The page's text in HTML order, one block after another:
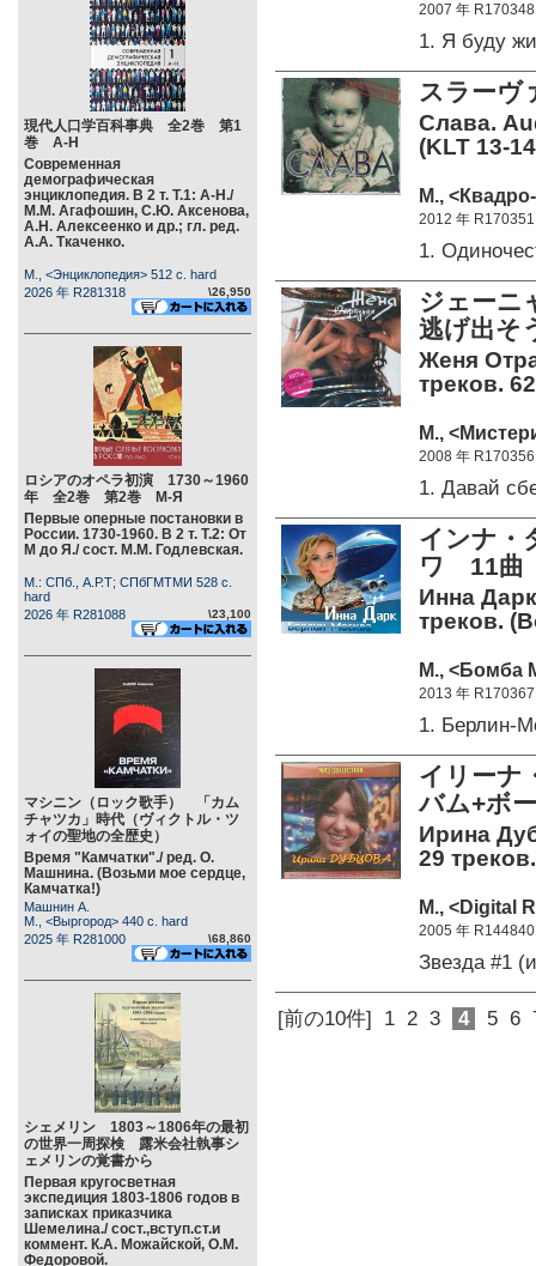
現代人口学百科事典 全2巻 第1
巻 А-Н
Современная
демографическая
энциклопедия. В 2 т. Т.1: А-Н./
М.М. Агафошин, С.Ю. Аксенова,
А.Н. Алексеенко и др.; гл. ред.
А.А. Ткаченко.
М., <Энциклопедия> 512 c. hard
2026 年 R281318
\26,950
ロシアのオペラ初演 1730～1960
年 全2巻 第2巻 М-Я
Первые оперные постановки в
России. 1730-1960. В 2 т. Т.2: От
М до Я./ сост. М.М. Годлевская.
М.: СПб., А.Р.Т; СПбГМТМИ 528 c.
hard
2026 年 R281088
\23,100
マシニン（ロック歌手） 「カム
チャツカ」時代（ヴィクトル・ツ
ォイの聖地の全歴史）
Время "Камчатки"./ ред. О.
Машнина. (Возьми мое сердце,
Камчатка!)
Машнин А.
М., <Выргород> 440 c. hard
2025 年 R281000
\68,860
シェメリン 1803～1806年の最初
の世界一周探検 露米会社執事シ
ェメリンの覚書から
Первая кругосветная
экспедиция 1803-1806 годов в
записках приказчика
Шемелина./ сост.,вступ.ст.и
коммент. К.А. Можайской, О.М.
Федоровой.
2007 年 R170348
1. Я буду
スラー
Слава.
(KLT 13-
М.,
2012 年 R170351
1.
ジェー
逃げ出
Женя
треков.
М.,
2008 年 R170356
1. Давай
インナ
ワ 11曲
Инна
треков.
М., <Бомба
2013 年 R170367
1. Берлин-
イリー
バム+ボ
Ирина
29
М., <Digital
2005 年 R144840
Звезда #1
[前の10件] 1 2 3 4 5 6